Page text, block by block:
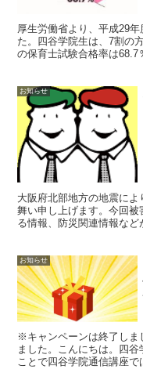
厚生労働省より、平成29
た。四谷学院生は、7割の
の保育士試験合格率は68.7
お知らせ
大阪府北部地方の地震に
舞い申し上げます。今回
る情報、防災関連情報な
お知らせ
※キャンペーンは終了しま
ました。こんにちは。四
ことで四谷学院通信講座で